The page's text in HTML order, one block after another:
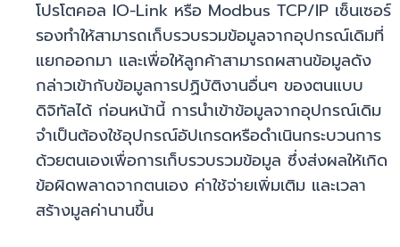
โปรโตคอล IO-Link หรือ Modbus TCP/IP เซ็นเซอร์
รองทำให้สามารถเก็บรวบรวมข้อมูลจากอุปกรณ์เดิมที่
แยกออกมา และเพื่อให้ลูกค้าสามารถผสานข้อมูลดัง
กล่าวเข้ากับข้อมูลการปฏิบัติงานอื่นๆ ของตนแบบ
ดิจิทัลได้ ก่อนหน้านี้ การนำเข้าข้อมูลจากอุปกรณ์เดิม
จำเป็นต้องใช้อุปกรณ์อัปเกรดหรือดำเนินกระบวนการ
ด้วยตนเองเพื่อการเก็บรวบรวมข้อมูล ซึ่งส่งผลให้เกิด
ข้อผิดพลาดจากตนเอง ค่าใช้จ่ายเพิ่มเติม และเวลา
สร้างมูลค่านานขึ้น